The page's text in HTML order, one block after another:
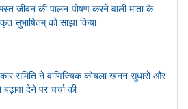
जीवन की पालन-पोषण करने वाली माता के
सुभाषितम् को साझा किया
समिति ने वाणिज्यिक कोयला खनन सुधारों और
बढ़ावा देने पर चर्चा की